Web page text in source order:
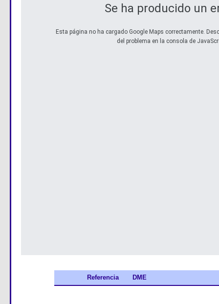
Se ha producido un
Esta página no ha cargado Google Maps correctamente.
del problema en la consola de
Referencia DME